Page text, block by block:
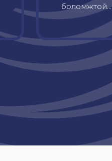
боломжтой...